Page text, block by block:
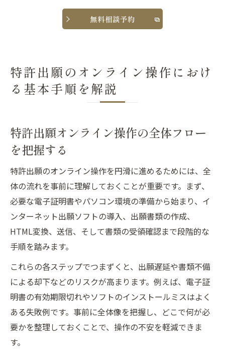
無料相談予約
特許出願のオンライン操作におけ
る基本手順を解説
特許出願オンライン操作の全体フロー
を把握する
特許出願のオンライン操作を円滑に進めるためには、全
体の流れを事前に理解しておくことが重要です。まず、
必要な電子証明書やパソコン環境の準備から始まり、イ
ンターネット出願ソフトの導入、出願書類の作成、
HTML変換、送信、そして書類の受領確認まで段階的な
手順を踏みます。
これらの各ステップでつまずくと、出願遅延や書類不備
による却下などのリスクが高まります。例えば、電子証
明書の有効期限切れやソフトのインストールミスはよく
ある失敗例です。事前に全体像を把握し、どこで何が必
要かを整理しておくことで、操作の不安を軽減できま
す。